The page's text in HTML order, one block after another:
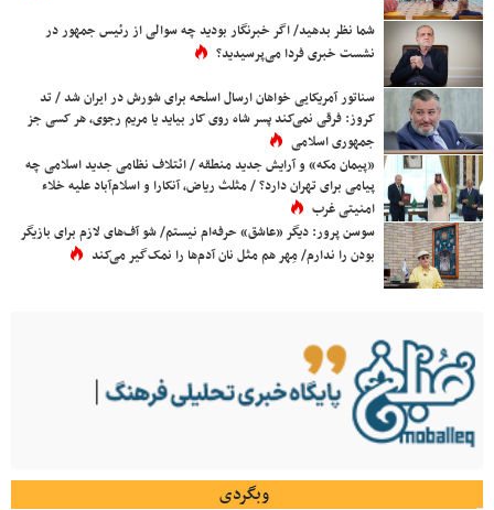
شما نظر بدهید/ اگر خبرنگار بودید چه سوالی از رئیس جمهور در
نشست خبری فردا می‌پرسیدید؟
سناتور آمریکایی خواهان ارسال اسلحه برای شورش در ایران شد / تد
کروز: فرقی نمی‌کند پسر شاه روی کار بیاید یا مریم رجوی، هر کسی جز
جمهوری اسلامی
«پیمان مکه» و آرایش جدید منطقه / ائتلاف نظامی جدید اسلامی چه
پیامی برای تهران دارد؟ / مثلث ریاض، آنکارا و اسلام‌آباد علیه خلاء
امنیتی غرب
سوسن پرور: دیگر «عاشق» حرفه‌ام نیستم/ شو آف‌های لازم برای بازیگر
بودن را ندارم/ مِهر هم مثل نان آدم‌ها را نمک‌گیر می‌کند
وبگردی